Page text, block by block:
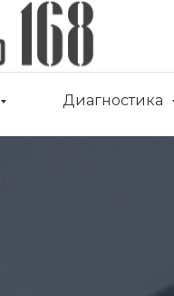
Диагностика